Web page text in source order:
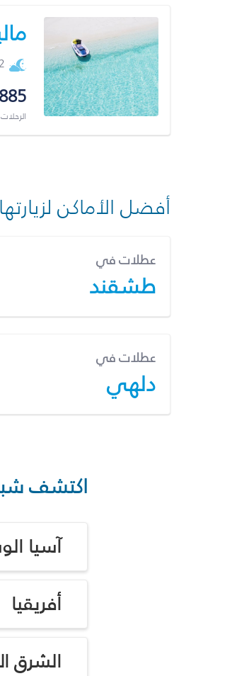
2
أفضل الأماكن
عطلات في
طشقند
عطلات في
دلهي
اكتشف
آسيا
أفريقيا
الشرق